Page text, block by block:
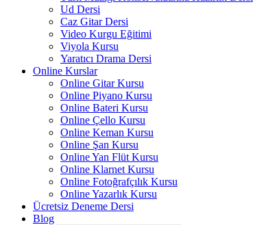
Ud Dersi
Caz Gitar Dersi
Video Kurgu Eğitimi
Viyola Kursu
Yaratıcı Drama Dersi
Online Kurslar
Online Gitar Kursu
Online Piyano Kursu
Online Bateri Kursu
Online Çello Kursu
Online Keman Kursu
Online Şan Kursu
Online Yan Flüt Kursu
Online Klarnet Kursu
Online Fotoğrafçılık Kursu
Online Yazarlık Kursu
Ücretsiz Deneme Dersi
Blog